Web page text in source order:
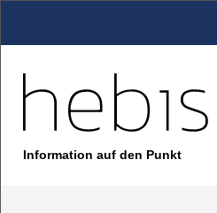
Information auf den Punkt